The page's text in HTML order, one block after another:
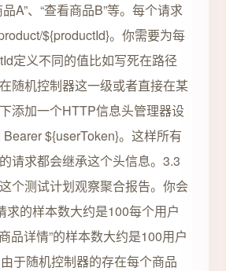
A”、“查看商品B”等。每个请求
${productId}。你需要为每
定义不同的值比如写死在路径
随机控制器这一级或者直接在某
添加一个HTTP信息头管理器设
${userToken}。这样所有
请求都会继承这个头信息。3.3
个测试计划观察聚合报告。你会
求的样本数大约是100每个用户
品详情”的样本数大约是100用户
于随机控制器的存在每个商品